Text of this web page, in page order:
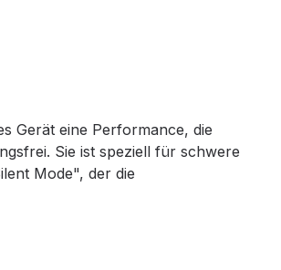
Gerät eine Performance, die
Sie ist speziell für schwere
Mode", der die